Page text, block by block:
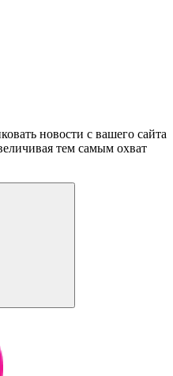
новости с вашего сайта
тем самым охват